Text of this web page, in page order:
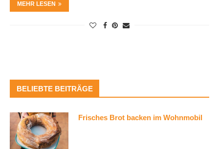
MEHR LESEN
BELIEBTE BEITRÄGE
Frisches Brot backen im Wohnmobil